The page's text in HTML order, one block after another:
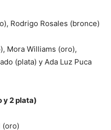
Rodrigo Rosales (bronce)
Mora Williams (oro),
(plata) y Ada Luz Puca
y 2 plata)
(oro)